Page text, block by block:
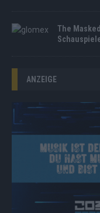
The
ANZEIGE